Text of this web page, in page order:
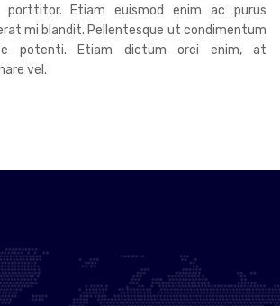
Etiam euismod enim ac purus
mi blandit. Pellentesque ut condimentum
potenti. Etiam dictum orci enim, at
vel.